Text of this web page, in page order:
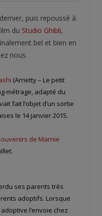
puis repoussé à
du Studio Ghibli,
bel et bien en
nous.
(Arrietty – Le petit
métrage, adapté du
fait l’objet d’un sortie
le 14 janvier 2015.
de Marnie
ses parents très
adoptifs. Lorsque
l’envoie chez